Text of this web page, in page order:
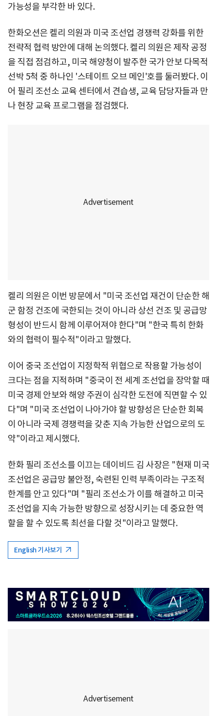
가능성을 부각한 바 있다.
한화오션은 켈리 의원과 미국 조선업 경쟁력 강화를 위한
전략적 협력 방안에 대해 논의했다. 켈리 의원은 제작 공정
을 직접 점검하고, 미국 해양청이 발주한 국가 안보 다목적
선박 5척 중 하나인 '스테이트 오브 메인'호를 둘러봤다. 이
어 필리 조선소 교육 센터에서 견습생, 교육 담당자들과 만
나 현장 교육 프로그램을 점검했다.
켈리 의원은 이번 방문에서 "미국 조선업 재건이 단순한 해
군 함정 건조에 국한되는 것이 아니라 상선 건조 및 공급망
형성이 반드시 함께 이루어져야 한다"며 "한국 특히 한화
와의 협력이 필수적"이라고 말했다.
이어 중국 조선업이 지정학적 위협으로 작용할 가능성이
크다는 점을 지적하며 "중국이 전 세계 조선업을 장악할 때
미국 경제 안보와 해양 주권이 심각한 도전에 직면할 수 있
다"며 "미국 조선업이 나아가야 할 방향성은 단순한 회복
이 아니라 국제 경쟁력을 갖춘 지속 가능한 산업으로의 도
약"이라고 제시했다.
한화 필리 조선소를 이끄는 데이비드 김 사장은 "현재 미국
조선업은 공급망 불안정, 숙련된 인력 부족이라는 구조적
한계를 안고 있다"며 "필리 조선소가 이를 해결하고 미국
조선업을 지속 가능한 방향으로 성장시키는 데 중요한 역
할을 할 수 있도록 최선을 다할 것"이라고 말했다.
English 기사보기